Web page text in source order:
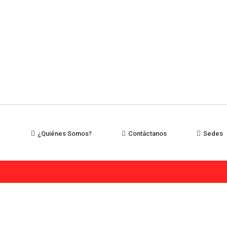
¿Quiénes Somos? Contáctanos Sedes